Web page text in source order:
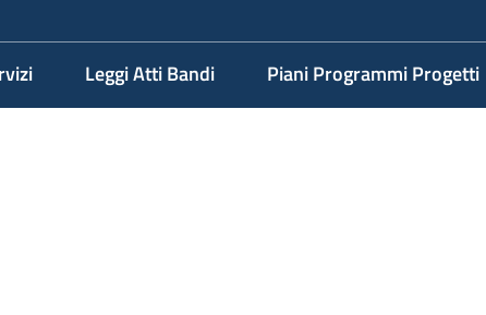
Leggi Atti Bandi Piani Programmi Progetti